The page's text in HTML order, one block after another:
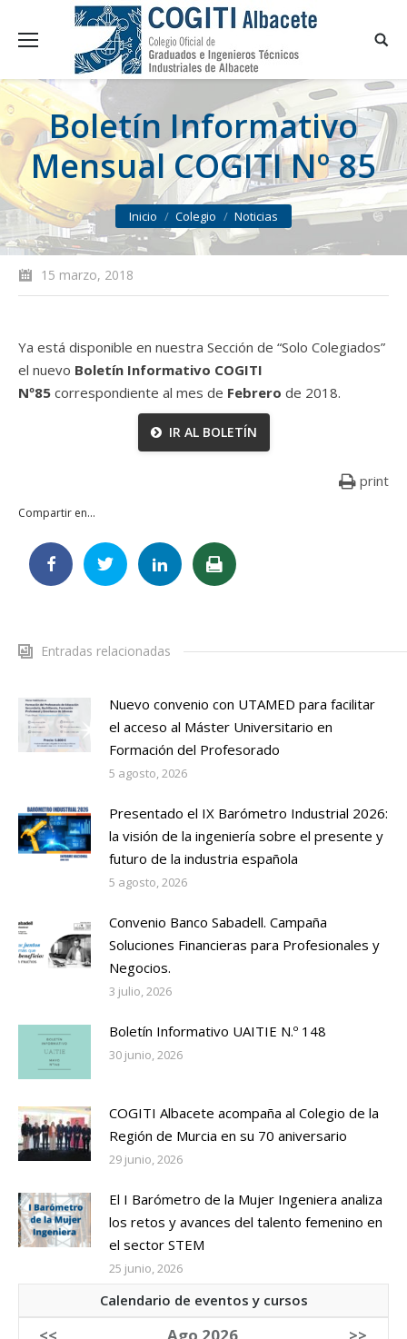
Boletín Informativo
Mensual COGITI Nº 85
You are here:
Inicio Colegio Noticias
15 marzo, 2018
Ya está disponible en nuestra Sección de “Solo Colegiados”
el nuevo Boletín Informativo COGITI
Nº85 correspondiente al mes de Febrero de 2018.
IR AL BOLETÍN
print
Compartir en...
Entradas relacionadas
Nuevo convenio con UTAMED para facilitar
el acceso al Máster Universitario en
Formación del Profesorado
5 agosto, 2026
Presentado el IX Barómetro Industrial 2026:
la visión de la ingeniería sobre el presente y
futuro de la industria española
5 agosto, 2026
Convenio Banco Sabadell. Campaña
Soluciones Financieras para Profesionales y
Negocios.
3 julio, 2026
Boletín Informativo UAITIE N.º 148
30 junio, 2026
COGITI Albacete acompaña al Colegio de la
Región de Murcia en su 70 aniversario
29 junio, 2026
El I Barómetro de la Mujer Ingeniera analiza
los retos y avances del talento femenino en
el sector STEM
25 junio, 2026
Calendario de eventos y cursos